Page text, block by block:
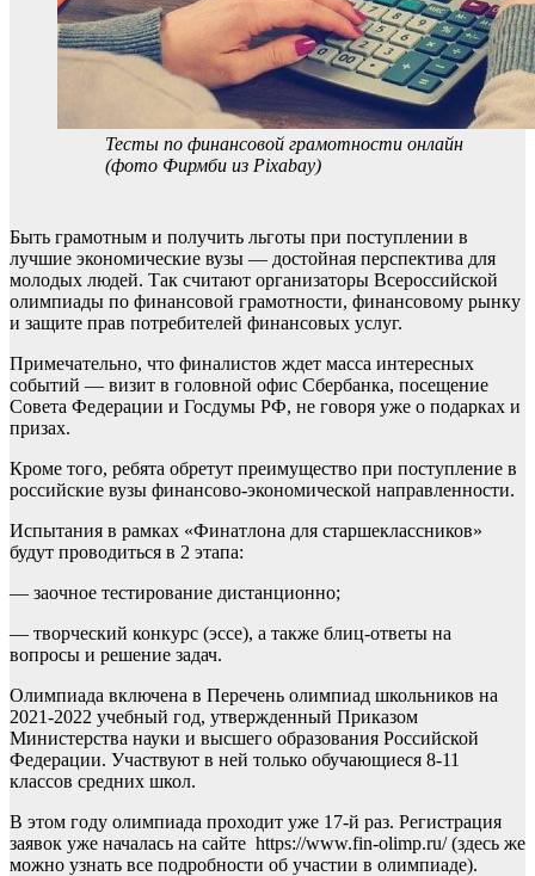
Тесты по финансовой грамотности онлайн
(фото Фирмби из Pixabay)
Быть грамотным и получить льготы при поступлении в
лучшие экономические вузы — достойная перспектива для
молодых людей. Так считают организаторы Всероссийской
олимпиады по финансовой грамотности, финансовому рынку
и защите прав потребителей финансовых услуг.
Примечательно, что финалистов ждет масса интересных
событий — визит в головной офис Сбербанка, посещение
Совета Федерации и Госдумы РФ, не говоря уже о подарках и
призах.
Кроме того, ребята обретут преимущество при поступление в
российские вузы финансово-экономической направленности.
Испытания в рамках «Финатлона для старшеклассников»
будут проводиться в 2 этапа:
— заочное тестирование дистанционно;
— творческий конкурс (эссе), а также блиц-ответы на
вопросы и решение задач.
Олимпиада включена в Перечень олимпиад школьников на
2021-2022 учебный год, утвержденный Приказом
Министерства науки и высшего образования Российской
Федерации. Участвуют в ней только обучающиеся 8-11
классов средних школ.
В этом году олимпиада проходит уже 17-й раз. Регистрация
заявок уже началась на сайте https://www.fin-olimp.ru/ (здесь же
можно узнать все подробности об участии в олимпиаде).